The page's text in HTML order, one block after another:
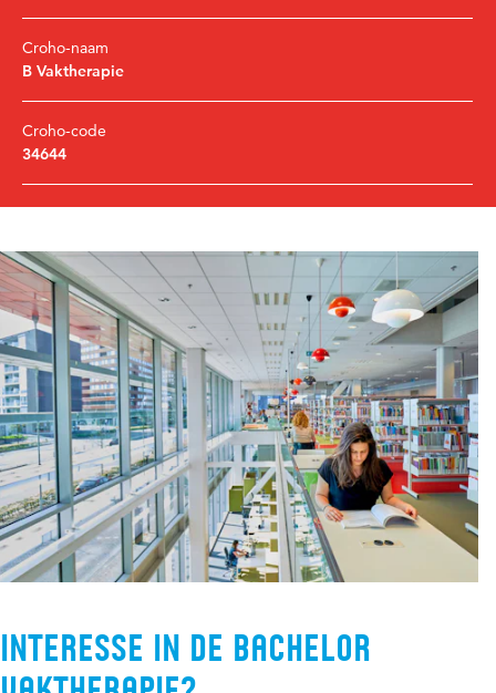
Croho-naam
B Vaktherapie
Croho-code
34644
Interesse in de bachelor